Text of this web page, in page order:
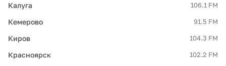
Калуга 106.1 FM
Кемерово 91.5 FM
Киров 104.3 FM
Красноярск 102.2 FM